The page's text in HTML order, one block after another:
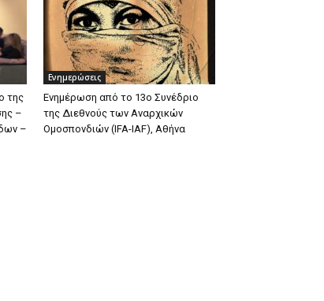
της
–
–
Ενημερώσεις
Ενημέρωση από το 13ο Συνέδριο
της Διεθνούς των Αναρχικών
Ομοσπονδιών (IFA-IAF), Αθήνα